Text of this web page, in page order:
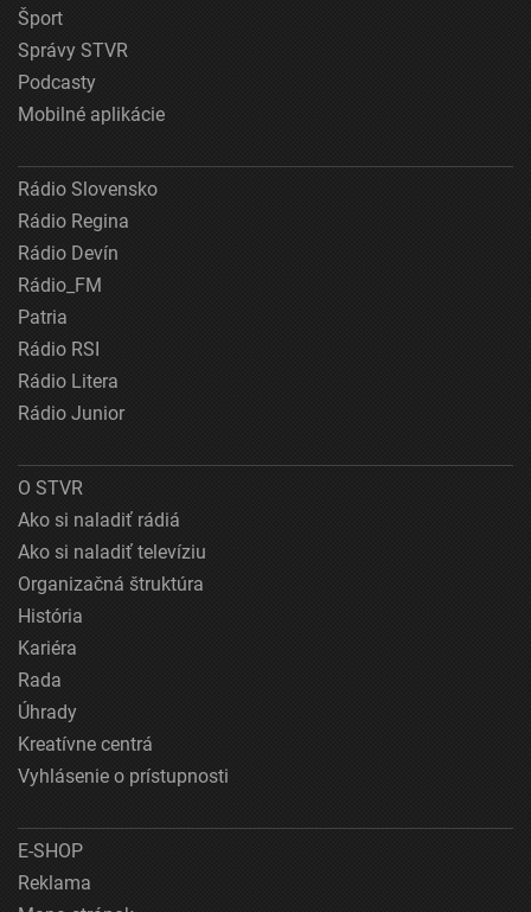
Šport
Správy STVR
Podcasty
Mobilné aplikácie
Rádio Slovensko
Rádio Regina
Rádio Devín
Rádio_FM
Patria
Rádio RSI
Rádio Litera
Rádio Junior
O STVR
Ako si naladiť rádiá
Ako si naladiť televíziu
Organizačná štruktúra
História
Kariéra
Rada
Úhrady
Kreatívne centrá
Vyhlásenie o prístupnosti
E-SHOP
Reklama